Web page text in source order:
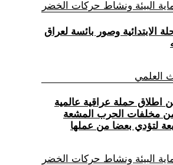
البيئة ونشاط حركات الخضر
الابتدائية وصور بائسة لعراق
العلمي
اطلاق حملة عراقية عالمية
من مخلفات الحرب المشعة
لتؤدي بعضا من عملها
البيئة ونشاط حركات الخضر